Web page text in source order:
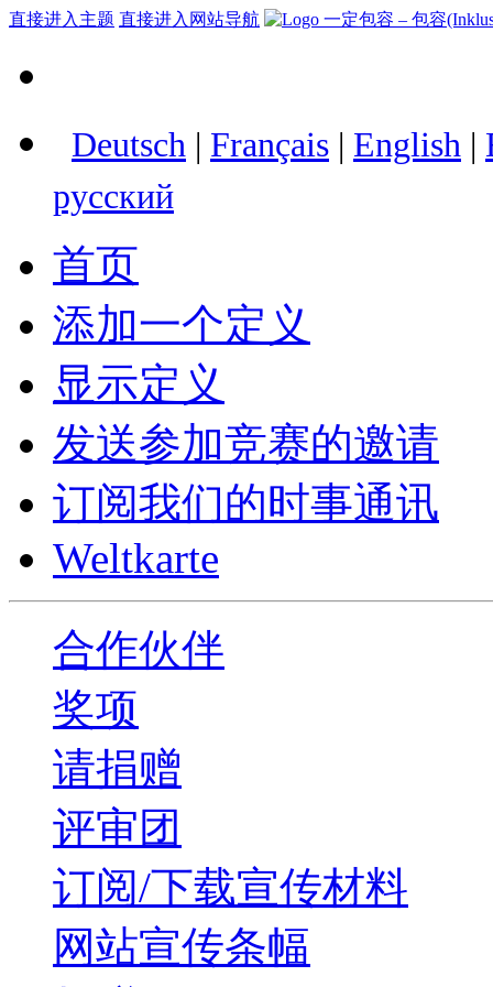
直接进入主题 直接进入网站导航
Deutsch | Français | English |
русский
首页
添加一个定义
显示定义
发送参加竞赛的邀请
订阅我们的时事通讯
Weltkarte
合作伙伴
奖项
请捐赠
评审团
订阅/下载宣传材料
网站宣传条幅